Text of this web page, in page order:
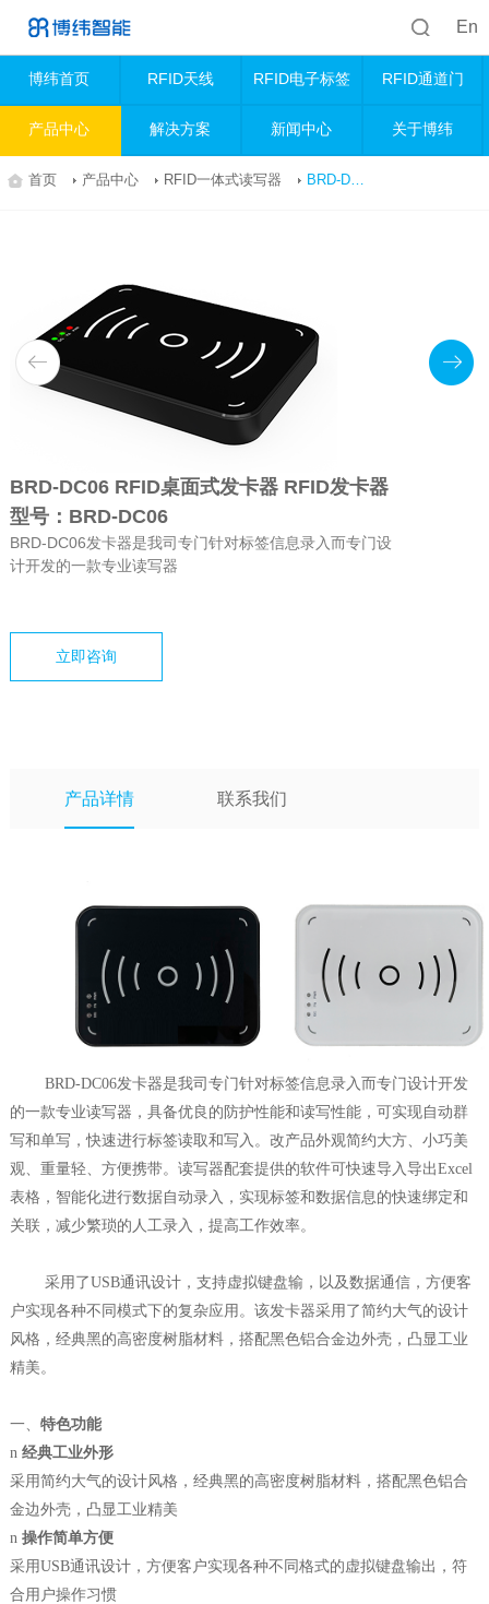
En
博纬首页 RFID天线 RFID电子标签 RFID通道门
产品中心 解决方案 新闻中心 关于博纬
首页 产品中心 RFID一体式读写器 BRD-DC06 RFID桌面式发卡器 RFID发卡器
BRD-DC06 RFID桌面式发卡器 RFID发卡器
型号：BRD-DC06
BRD-DC06发卡器是我司专门针对标签信息录入而专门设
计开发的一款专业读写器
立即咨询
产品详情 联系我们
BRD-DC06发卡器是我司专门针对标签信息录入而专门设计开发
的一款专业读写器，具备优良的防护性能和读写性能，可实现自动群
写和单写，快速进行标签读取和写入。改产品外观简约大方、小巧美
观、重量轻、方便携带。读写器配套提供的软件可快速导入导出Excel
表格，智能化进行数据自动录入，实现标签和数据信息的快速绑定和
关联，减少繁琐的人工录入，提高工作效率。
采用了USB通讯设计，支持虚拟键盘输，以及数据通信，方便客
户实现各种不同模式下的复杂应用。该发卡器采用了简约大气的设计
风格，经典黑的高密度树脂材料，搭配黑色铝合金边外壳，凸显工业
精美。
一、 特色功能
n 经典工业外形
采用简约大气的设计风格，经典黑的高密度树脂材料，搭配黑色铝合
金边外壳，凸显工业精美
n 操作简单方便
采用USB通讯设计，方便客户实现各种不同格式的虚拟键盘输出，符
合用户操作习惯